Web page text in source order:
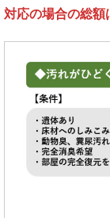
対応の場合の総額